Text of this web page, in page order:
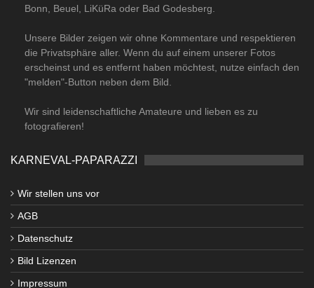
Bonn, Beuel, LiKüRa oder Bad Godesberg.
Unsere Bilder zeigen wir ohne Kommentare und respektieren
die Privatsphäre aller. Wenn du auf einem unserer Fotos
erscheinst und es entfernt haben möchtest, nutze einfach den
"melden"-Button neben dem Bild.
Wir sind leidenschaftliche Amateure und lieben es zu
fotografieren!
KARNEVAL-PAPARAZZI
Wir stellen uns vor
AGB
Datenschutz
Bild Lizenzen
Impressum